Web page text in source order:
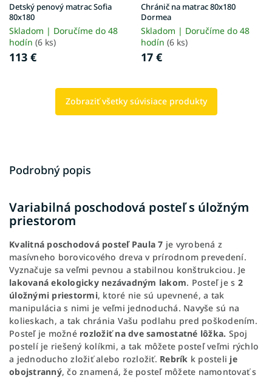
Detský penový matrac Sofia
80x180
Skladom | Doručíme do 48
hodín (6 ks)
113 €
Chránič na matrac 80x180
Dormea
Skladom | Doručíme do 48
hodín (6 ks)
17 €
Zobraziť všetky súvisiace produkty
Podrobný popis
Variabilná poschodová posteľ s úložným
priestorom
Kvalitná poschodová posteľ Paula 7 je vyrobená z
masívneho borovicového dreva v prírodnom prevedení.
Vyznačuje sa veľmi pevnou a stabilnou konštrukciou. Je
lakovaná ekologicky nezávadným lakom. Posteľ je s 2
úložnými priestormi, ktoré nie sú upevnené, a tak
manipulácia s nimi je veľmi jednoduchá. Navyše sú na
kolieskach, a tak chránia Vašu podlahu pred poškodením.
Posteľ je možné rozložiť na dve samostatné lôžka. Spoj
postelí je riešený kolíkmi, a tak môžete posteľ veľmi rýchlo
a jednoducho zložiť alebo rozložiť. Rebrík k posteli je
obojstranný, čo znamená, že posteľ môžete namontovať s